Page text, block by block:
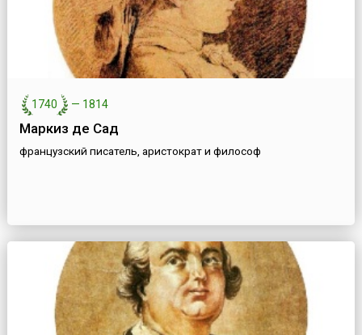
1740 — 1814
Маркиз де Сад
французский писатель, аристократ и философ